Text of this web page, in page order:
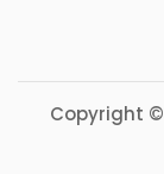
Copyright ©